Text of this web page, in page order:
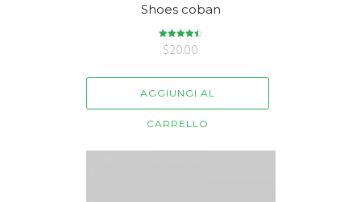
Shoes coban
Valutato
4.50
$20.00
AGGIUNGI AL
CARRELLO